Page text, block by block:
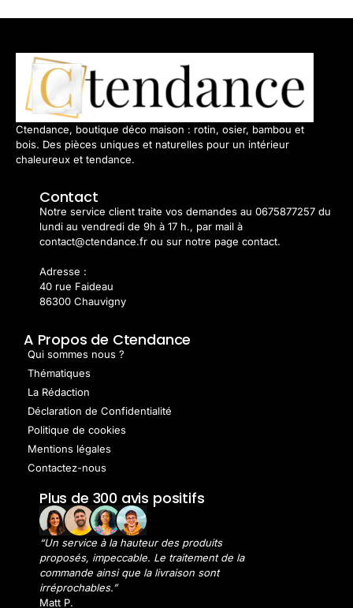
Ctendance, boutique déco maison : rotin, osier, bambou et
bois. Des pièces uniques et naturelles pour un intérieur
chaleureux et tendance.
Contact
Notre service client traite vos demandes au 0675877257 du
lundi au vendredi de 9h à 17 h., par mail à
contact@ctendance.fr ou sur notre page contact.
Adresse :
40 rue Faideau
86300 Chauvigny
A Propos de Ctendance
Qui sommes nous ?
Thématiques
La Rédaction
Déclaration de Confidentialité
Politique de cookies
Mentions légales
Contactez-nous
Plus de 300 avis positifs
“Un service à la hauteur des produits
proposés, impeccable. Le traitement de la
commande ainsi que la livraison sont
irréprochables.”
Matt P.